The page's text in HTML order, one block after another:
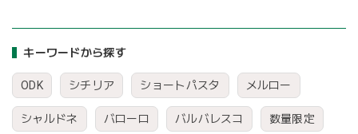
キーワードから探す
ODK シチリア ショートパスタ メルロー
シャルドネ バローロ バルバレスコ 数量限定